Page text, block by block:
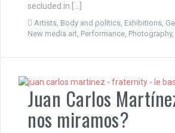
secluded in […]
Artists, Body and politics, Exhibitions,
New media art, Performance, Photography,
Juan Carlos
nos miramos?